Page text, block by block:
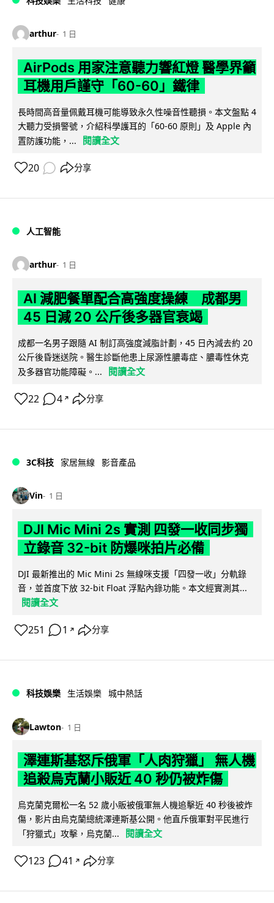
arthur 1 日
AirPods 用家注意聽力響紅燈 醫學界籲
耳機用戶謹守「60-60」鐵律
長時間高音量佩戴耳機可能導致永久性噪音性聽損。本文盤點 4
大聽力受損警號，介紹科學護耳的「60-60 原則」及 Apple 內
置防護功能，...
閱讀全文
20 分享
人工智能
arthur 1 日
AI 減肥餐單配合高強度操練 成都男
45 日減 20 公斤後多器官衰竭
成都一名男子跟隨 AI 制訂高強度減脂計劃，45 日內減去約 20
公斤後昏迷送院。醫生診斷他患上尿源性膿毒症、膿毒性休克
及多器官功能障礙。...
閱讀全文
22 4 ↗ 分享
3C科技 家居無線 影音產品
Vin 1 日
DJI Mic Mini 2s 實測 四發一收同步獨
立錄音 32-bit 防爆咪拍片必備
DJI 最新推出的 Mic Mini 2s 無線咪支援「四發一收」分軌錄
音，並首度下放 32-bit Float 浮點內錄功能。本文經實測其...
閱讀全文
251 1 ↗ 分享
科技娛樂 生活娛樂 城中熱話
Lawton 1 日
澤連斯基怒斥俄軍「人肉狩獵」 無人機
追殺烏克蘭小販近 40 秒仍被炸傷
烏克蘭克爾松一名 52 歲小販被俄軍無人機追擊近 40 秒後被炸
傷，影片由烏克蘭總統澤連斯基公開。他直斥俄軍對平民進行
「狩獵式」攻擊，烏克蘭...
閱讀全文
123 41 ↗ 分享